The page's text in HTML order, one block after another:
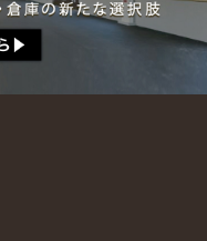
目的
的
あらかじめユー
に個人情報を提
個人情報保護法
きます。